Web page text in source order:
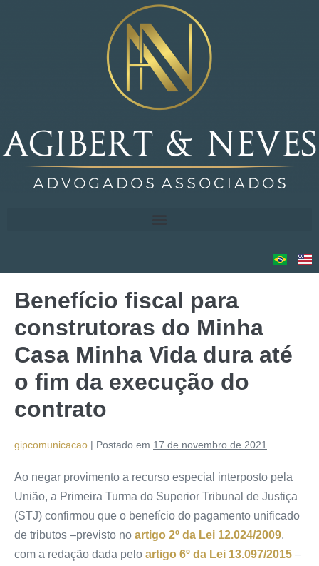
Benefício fiscal para
construtoras do Minha
Casa Minha Vida dura até
o fim da execução do
contrato
gipcomunicacao | Postado em 17 de novembro de 2021
Ao negar provimento a recurso especial interposto pela
União, a Primeira Turma do Superior Tribunal de Justiça
(STJ) confirmou que o benefício do pagamento unificado
de tributos –previsto no artigo 2º da Lei 12.024/2009,
com a redação dada pelo artigo 6º da Lei 13.097/2015 –